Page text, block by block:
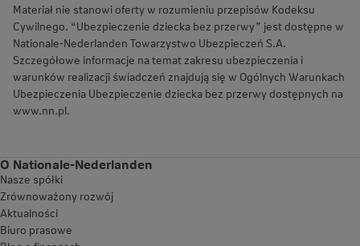
Materiał nie stanowi oferty w rozumieniu przepisów Kodeksu
Cywilnego. “Ubezpieczenie dziecka bez przerwy” jest dostępne w
Nationale-Nederlanden Towarzystwo Ubezpieczeń S.A.
Szczegółowe informacje na temat zakresu ubezpieczenia i
warunków realizacji świadczeń znajdują się w Ogólnych Warunkach
Ubezpieczenia Ubezpieczenie dziecka bez przerwy dostępnych na
www.nn.pl.
O Nationale-Nederlanden
Nasze spółki
Zrównoważony rozwój
Aktualności
Biuro prasowe